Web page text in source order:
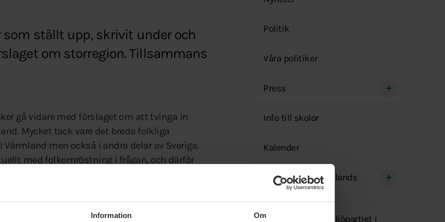
Information Om
ställt upp, skrivit under och
om storregion. Tillsammans
gå vidare med förslaget om att tvinga in
Mycket tack vare det breda folkliga
men också i andra delar av Sverige.
med folkomröstning i frågan, och därför
denna gång.
de innehåller personuppgifter. Ni som har
de går till destruktion.
menyn
Politik
Våra politiker
Press
Info till skolor
Kalender
Miljöpartiet Värmlands
nätverk
Engagera dig i Miljöpartiet i